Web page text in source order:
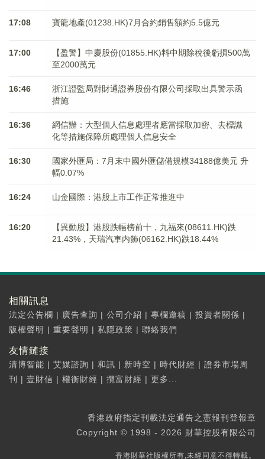
17:08 寶龍地產(01238.HK)7月合約銷售額約5.5億元
17:00
【盈警】中慶股份(01855.HK)料中期除稅後虧損500萬
至2000萬元
16:46
浙江證監局對財通證券股份有限公司採取出具警示函
措施
16:36
網信辦：大型個人信息處理者應當採取加密、去標識
化等措施保障所處理個人信息安全
16:30
國家外匯局：7月末中國外匯儲備規模34188億美元 升
幅0.07%
16:24 山金國際：港股上市工作正常推進中
16:20
【異動股】港股跌幅榜前十，九福來(08611.HK)跌
21.43%，天瑞汽車内飾(06162.HK)跌18.44%
相關訊息
法定公告欄 | 廣告查詢 | 公司介紹 | 專欄邀稿 | 投資者關係 |
版權聲明 | 重要聲明 | 私隱政策 | 聯絡我們
友情鏈接
清博智能 | 艾媒諮詢 | 和訊 | 新時空 | 時代財經 | 證券市場周
刊
| 壹財信 | 權衡財經 | 攬富財經 | 更多...
香港政府指定刊載法定通告之憲報刊登報章
Copyright © 1998 - 2026 財華控股有限公司
香港財華社版權所有,未經同意不得轉載。